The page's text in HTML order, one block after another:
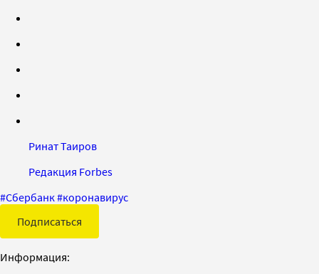
Ринат Таиров
Редакция Forbes
#Сбербанк#коронавирус
Подписаться
Информация: